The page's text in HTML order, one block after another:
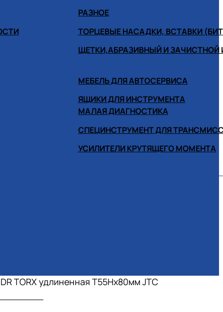
РАЗНОЕ
ТОРЦЕВЫЕ НАСАДКИ, ВСТАВКИ
ЩЕТКИ,АБРАЗИВНЫЙ И ЗАЧИСТНОЙ
МЕБЕЛЬ ДЛЯ АВТОСЕРВИСА
ЯЩИКИ ДЛЯ ИНСТРУМЕНТА
МАЛАЯ ДИАГНОСТИКА
СПЕЦИНСТРУМЕНТ ДЛЯ
УСИЛИТЕЛИ КРУТЯЩЕГО МОМЕНТА
TORX удлиненная Т55Hх80мм JTC